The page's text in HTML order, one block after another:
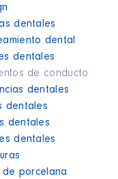
dentales
dental
dentales
de conducto
dentales
dentales
dentales
dentales
de porcelana